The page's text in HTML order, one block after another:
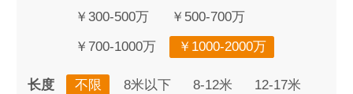
￥300-500万 ￥500-700万
￥700-1000万 ￥1000-2000万
长度 不限 8米以下 8-12米 12-17米